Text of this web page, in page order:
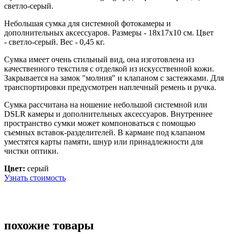
светло-серый.
Небольшая сумка для системной фотокамеры и
дополнительных аксессуаров. Размеры - 18х17х10 см. Цвет
- светло-серый. Вес - 0,45 кг.
Сумка имеет очень стильный вид, она изготовлена из
качественного текстиля с отделкой из искусственной кожи.
Закрывается на замок "молния" и клапаном с застежками. Для
транспортировки предусмотрен наплечный ремень и ручка.
Сумка рассчитана на ношение небольшой системной или
DSLR камеры и дополнительных аксессуаров. Внутреннее
пространство сумки может компоноваться с помощью
съемных вставок-разделителей. В кармане под клапаном
уместятся карты памяти, шнур или принадлежности для
чистки оптики.
Цвет: серый
Узнать стоимость
похожие товары